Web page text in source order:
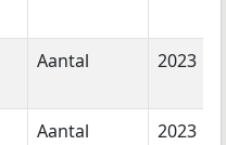
Aantal 2023
Aantal 2023